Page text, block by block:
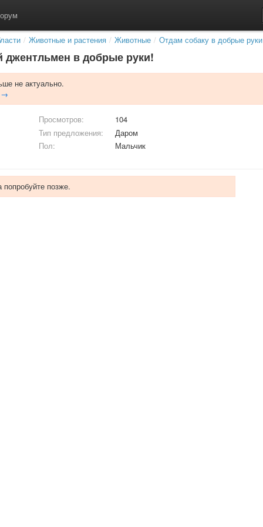
/ Животные и растения / Животные / Отдам собаку в добрые руки
в добрые руки!
не актуально.
→
Просмотров:
104
Тип предложения:
Даром
Пол:
Мальчик
позже.